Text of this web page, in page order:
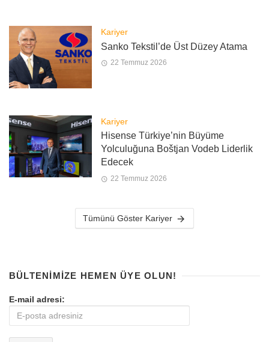
Kariyer
Sanko Tekstil’de Üst Düzey Atama
22 Temmuz 2026
Kariyer
Hisense Türkiye’nin Büyüme
Yolculuğuna Boštjan Vodeb Liderlik
Edecek
22 Temmuz 2026
Tümünü Göster Kariyer
BÜLTENIMIZE HEMEN ÜYE OLUN!
E-mail adresi: